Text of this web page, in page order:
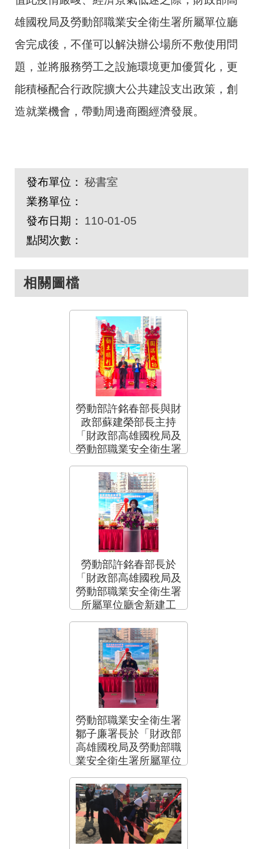
雄國稅局及勞動部職業安全衛生署所屬單位廳
舍完成後，不僅可以解決辦公場所不敷使用問
題，並將服務勞工之設施環境更加優質化，更
能積極配合行政院擴大公共建設支出政策，創
造就業機會，帶動周邊商圈經濟發展。
發布單位： 秘書室
業務單位：
發布日期：
110-01-05
點閱次數：
相關圖檔
勞動部許銘春部長與財
政部蘇建榮部長主持
「財政部高雄國稅局及
勞動部職業安全衛生署
所屬單位廳舍新建工
程」動土典禮.png
勞動部許銘春部長於
「財政部高雄國稅局及
勞動部職業安全衛生署
所屬單位廳舍新建工
程」動土典禮致詞.png
勞動部職業安全衛生署
鄒子廉署長於「財政部
高雄國稅局及勞動部職
業安全衛生署所屬單位
廳舍新建工程」動土典
禮致詞.png